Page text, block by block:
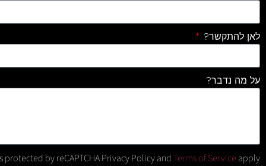
לאן להתקשר?
על מה נדבר?
protected by reCAPTCHAPrivacy Policy andTerms of Service apply.